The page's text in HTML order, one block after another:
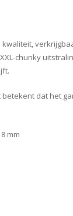
chunky
betekent dat
mm